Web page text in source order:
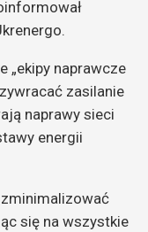
„ekipy naprawcze
zasilanie
naprawy sieci
energii
się na wszystkie